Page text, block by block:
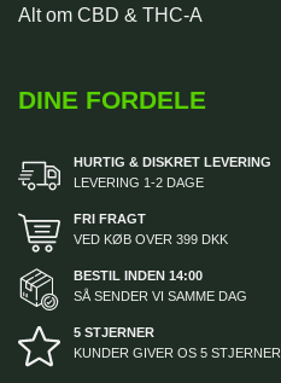
Alt om CBD & THC-A
DINE FORDELE
HURTIG & DISKRET LEVERING
LEVERING 1-2 DAGE
FRI FRAGT
VED KØB OVER 399 DKK
BESTIL INDEN 14:00
SÅ SENDER VI SAMME DAG
5 STJERNER
KUNDER GIVER OS 5 STJERNER